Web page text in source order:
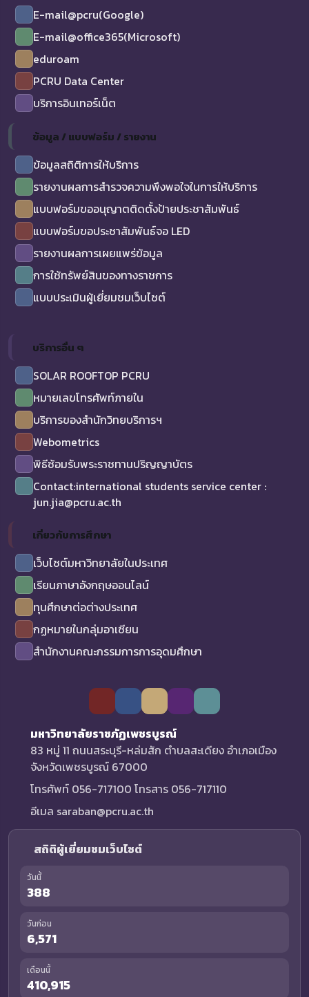
E-mail@pcru(Google)
E-mail@office365(Microsoft)
eduroam
PCRU Data Center
บริการอินเทอร์เน็ต
ข้อมูล / แบบฟอร์ม / รายงาน
ข้อมูลสถิติการให้บริการ
รายงานผลการสำรวจความพึงพอใจในการให้บริการ
แบบฟอร์มขออนุญาตติดตั้งป้ายประชาสัมพันธ์
แบบฟอร์มขอประชาสัมพันธ์จอ LED
รายงานผลการเผยแพร่ข้อมูล
การใช้ทรัพย์สินของทางราชการ
แบบประเมินผู้เยี่ยมชมเว็บไซต์
บริการอื่น ๆ
SOLAR ROOFTOP PCRU
หมายเลขโทรศัพท์ภายใน
บริการของสำนักวิทยบริการฯ
Webometrics
พิธีซ้อมรับพระราชทานปริญญาบัตร
Contact:international students service center :
jun.jia@pcru.ac.th
เกี่ยวกับการศึกษา
เว็บไซต์มหาวิทยาลัยในประเทศ
เรียนภาษาอังกฤษออนไลน์
ทุนศึกษาต่อต่างประเทศ
กฏหมายในกลุ่มอาเซียน
สำนักงานคณะกรรมการการอุดมศึกษา
มหาวิทยาลัยราชภัฏเพชรบูรณ์
83 หมู่ 11 ถนนสระบุรี-หล่มสัก ตำบลสะเดียง อำเภอเมือง
จังหวัดเพชรบูรณ์ 67000
โทรศัพท์ 056-717100 โทรสาร 056-717110
อีเมล saraban@pcru.ac.th
สถิติผู้เยี่ยมชมเว็บไซต์
วันนี้
388
วันก่อน
6,571
เดือนนี้
410,915